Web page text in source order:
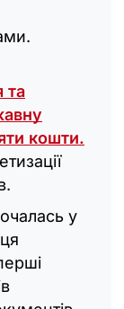
та
кошти.
у